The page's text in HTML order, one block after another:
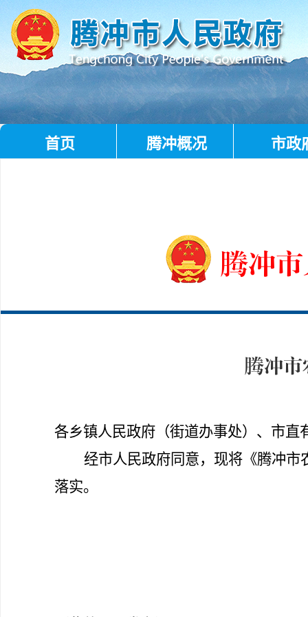
首页 腾冲概况 市政
腾冲
腾冲
各乡镇人民政府 （街道办事处）、市直
经市人民政府同意，现将《腾冲市
落实。